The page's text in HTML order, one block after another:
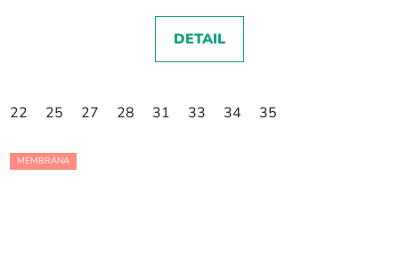
DETAIL
22 25 27 28 31 33 34 35
MEMBRÁNA